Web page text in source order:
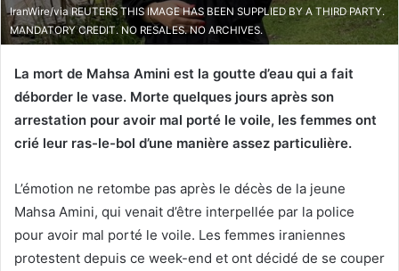
IranWire/via REUTERS THIS IMAGE HAS BEEN SUPPLIED BY A THIRD PARTY.
MANDATORY CREDIT. NO RESALES. NO ARCHIVES.
La mort de Mahsa Amini est la goutte d’eau qui a fait
déborder le vase. Morte quelques jours après son
arrestation pour avoir mal porté le voile, les femmes ont
crié leur ras-le-bol d’une manière assez particulière.
L’émotion ne retombe pas après le décès de la jeune
Mahsa Amini, qui venait d’être interpellée par la police
pour avoir mal porté le voile. Les femmes iraniennes
protestent depuis ce week-end et ont décidé de se couper